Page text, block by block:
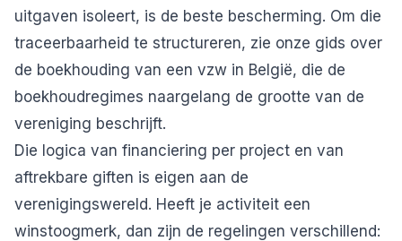
uitgaven isoleert, is de beste bescherming. Om die
traceerbaarheid te structureren, zie onze gids over
de boekhouding van een vzw in België, die de
boekhoudregimes naargelang de grootte van de
vereniging beschrijft.
Die logica van financiering per project en van
aftrekbare giften is eigen aan de
verenigingswereld. Heeft je activiteit een
winstoogmerk, dan zijn de regelingen verschillend: